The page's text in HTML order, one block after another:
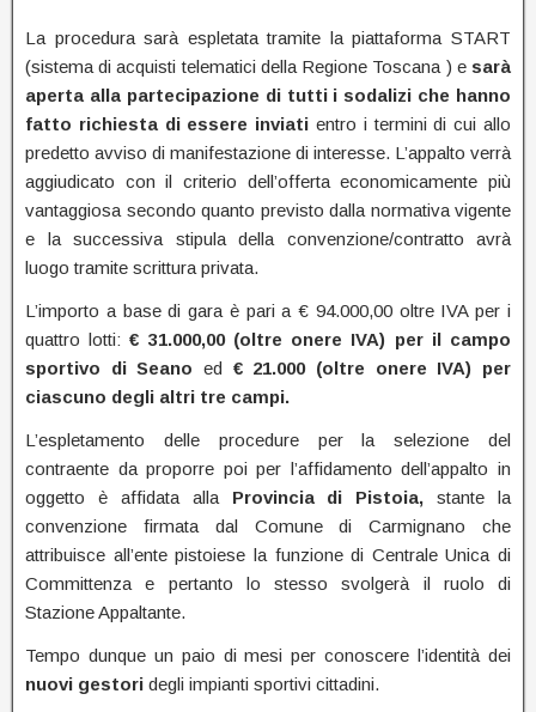
La procedura sarà espletata tramite la piattaforma START
(sistema di acquisti telematici della Regione Toscana ) e sarà
aperta alla partecipazione di tutti i sodalizi che hanno
fatto richiesta di essere inviati entro i termini di cui allo
predetto avviso di manifestazione di interesse. L’appalto verrà
aggiudicato con il criterio dell’offerta economicamente più
vantaggiosa secondo quanto previsto dalla normativa vigente
e la successiva stipula della convenzione/contratto avrà
luogo tramite scrittura privata.
L’importo a base di gara è pari a € 94.000,00 oltre IVA per i
quattro lotti:€ 31.000,00 (oltre onere IVA) per il campo
sportivo di Seano ed € 21.000 (oltre onere IVA) per
ciascuno degli altri tre campi.
L’espletamento delle procedure per la selezione del
contraente da proporre poi per l’affidamento dell’appalto in
oggetto è affidata alla Provincia di Pistoia,stante la
convenzione firmata dal Comune di Carmignano che
attribuisce all’ente pistoiese la funzione di Centrale Unica di
Committenza e pertanto lo stesso svolgerà il ruolo di
Stazione Appaltante.
Tempo dunque un paio di mesi per conoscere l’identità dei
nuovi gestori degli impianti sportivi cittadini.